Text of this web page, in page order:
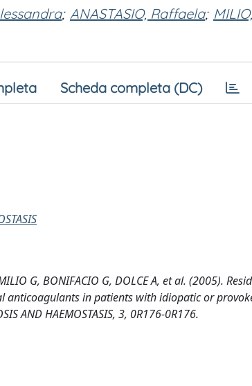
; ANASTASIO, Raffaela;
Scheda completa (DC)
MILIO G, BONIFACIO G, DOLCE A, et al. (2005).
in patients with idiopatic or
AND HAEMOSTASIS, 3, 0R176-0R176.